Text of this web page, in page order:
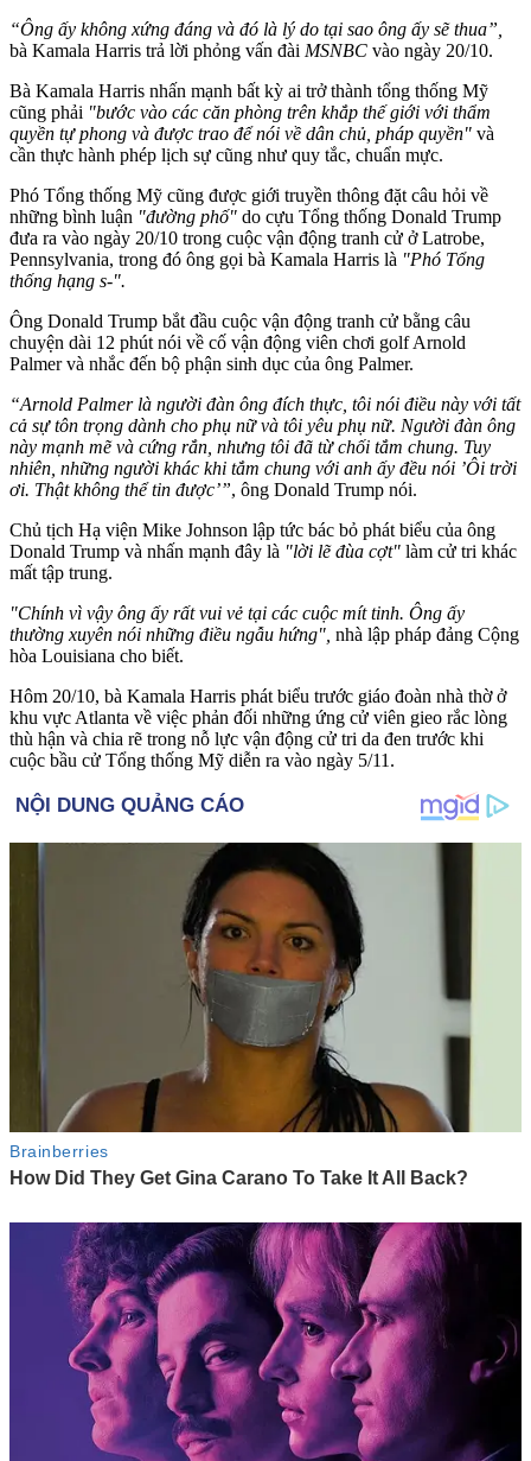
“Ông ấy không xứng đáng và đó là lý do tại sao ông ấy sẽ thua”,
bà Kamala Harris trả lời phỏng vấn đài MSNBC vào ngày 20/10.
Bà Kamala Harris nhấn mạnh bất kỳ ai trở thành tổng thống Mỹ
cũng phải "bước vào các căn phòng trên khắp thế giới với thẩm
quyền tự phong và được trao để nói về dân chủ, pháp quyền" và
cần thực hành phép lịch sự cũng như quy tắc, chuẩn mực.
Phó Tổng thống Mỹ cũng được giới truyền thông đặt câu hỏi về
những bình luận "đường phố" do cựu Tổng thống Donald Trump
đưa ra vào ngày 20/10 trong cuộc vận động tranh cử ở Latrobe,
Pennsylvania, trong đó ông gọi bà Kamala Harris là "Phó Tổng
thống hạng s-".
Ông Donald Trump bắt đầu cuộc vận động tranh cử bằng câu
chuyện dài 12 phút nói về cố vận động viên chơi golf Arnold
Palmer và nhắc đến bộ phận sin‌ּh dụ‌ּc của ông Palmer.
“Arnold Palmer là người đàn ông đích thực, tôi nói điều này với tất
cả sự tôn trọng dành cho phụ nữ và tôi yêu phụ nữ. Người đàn ông
này mạnh mẽ và cứng rắn, nhưng tôi đã từ chối tắm chung. Tuy
nhiên, những người khác khi tắm chung với anh ấy đều nói ’Ôi trời
ơi. Thật không thể tin được’”, ông Donald Trump nói.
Chủ tịch Hạ viện Mike Johnson lập tức bác bỏ phát biểu của ông
Donald Trump và nhấn mạnh đây là "lời lẽ đùa cợt" làm cử tri khác
mất tập trung.
"Chính vì vậy ông ấy rất vui vẻ tại các cuộc mít tinh. Ông ấy
thường xuyên nói những điều ngẫu hứng", nhà lập pháp đảng Cộng
hòa Louisiana cho biết.
Hôm 20/10, bà Kamala Harris phát biểu trước giáo đoàn nhà thờ ở
khu vực Atlanta về việc phản đối những ứng cử viên gieo rắc lòng
thù hận và chia rẽ trong nỗ lực vận động cử tri da đen trước khi
cuộc bầu cử Tổng thống Mỹ diễn ra vào ngày 5/11.